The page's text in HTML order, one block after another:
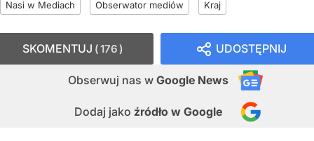
Nasi w Mediach Obserwator mediów Kraj
UDOSTĘPNIJ
Obserwuj nas w Google News
Dodaj jako źródło w Google
SKOMENTUJ 176